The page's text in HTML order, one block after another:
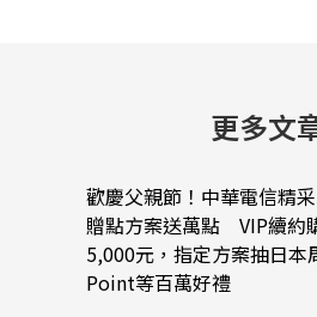
更多文
歡慶父親節！中華電信精
贈點方案送萬點 VIP續約
5,000元，指定方案抽日本
Point等百萬好禮